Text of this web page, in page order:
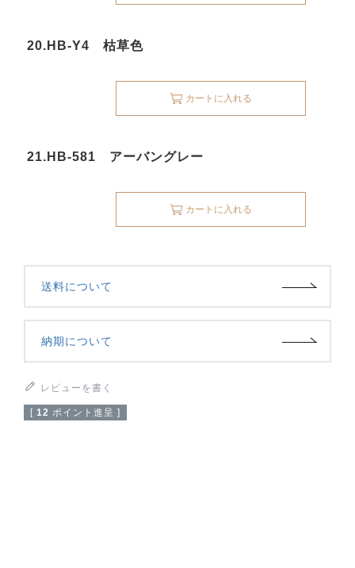
20.HB-Y4 枯草色
カートに入れる
21.HB-581 アーバングレー
カートに入れる
送料について
納期について
レビューを書く
[ 12 ポイント進呈 ]